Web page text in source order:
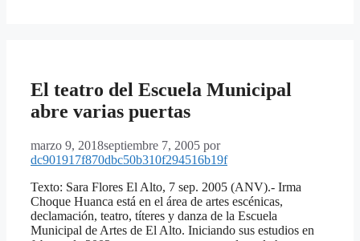
El teatro del Escuela Municipal
abre varias puertas
marzo 9, 2018septiembre 7, 2005 por
dc901917f870dbc50b310f294516b19f
Texto: Sara Flores El Alto, 7 sep. 2005 (ANV).- Irma
Choque Huanca está en el área de artes escénicas,
declamación, teatro, títeres y danza de la Escuela
Municipal de Artes de El Alto. Iniciando sus estudios en